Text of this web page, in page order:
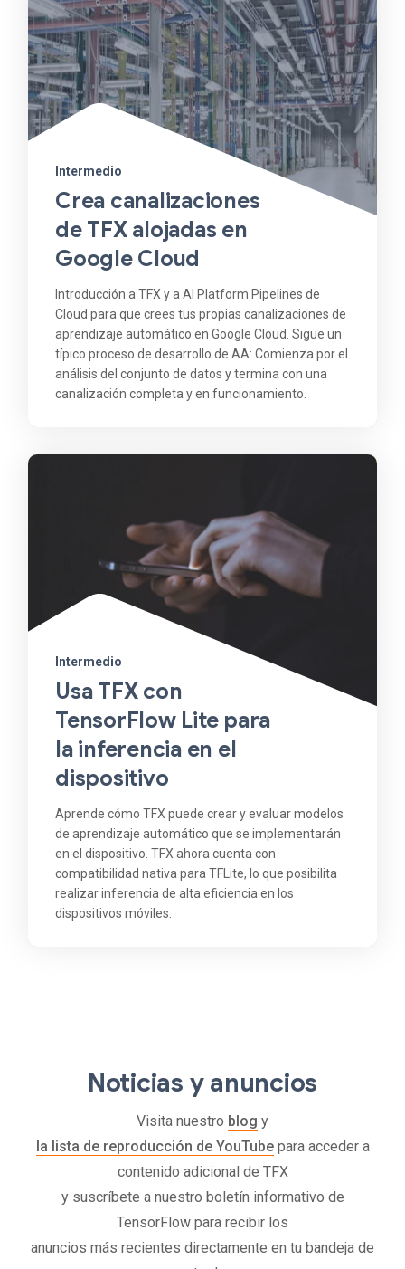
Intermedio
Crea canalizaciones
de TFX alojadas en
Google Cloud
Introducción a TFX y a AI Platform Pipelines de
Cloud para que crees tus propias canalizaciones de
aprendizaje automático en Google Cloud. Sigue un
típico proceso de desarrollo de AA: Comienza por el
análisis del conjunto de datos y termina con una
canalización completa y en funcionamiento.
Intermedio
Usa TFX con
TensorFlow Lite para
la inferencia en el
dispositivo
Aprende cómo TFX puede crear y evaluar modelos
de aprendizaje automático que se implementarán
en el dispositivo. TFX ahora cuenta con
compatibilidad nativa para TFLite, lo que posibilita
realizar inferencia de alta eficiencia en los
dispositivos móviles.
Noticias y anuncios
Visita nuestro blog y
la lista de reproducción de YouTubepara acceder a
contenido adicional de TFX
y suscríbete a nuestro boletín informativo de
TensorFlow para recibir los
anuncios más recientes directamente en tu bandeja de